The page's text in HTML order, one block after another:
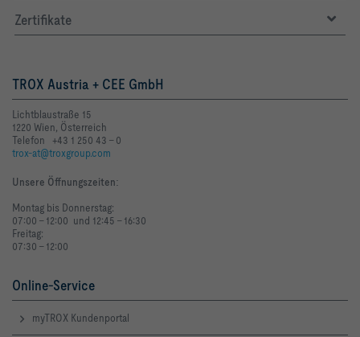
Zertifikate
TROX Austria + CEE GmbH
Lichtblaustraße 15
1220 Wien, Österreich
Telefon +43 1 250 43 - 0
trox-at@troxgroup.com
Unsere Öffnungszeiten:
Montag bis Donnerstag:
07:00 - 12:00 und 12:45 - 16:30
Freitag:
07:30 - 12:00
Online-Service
myTROX Kundenportal